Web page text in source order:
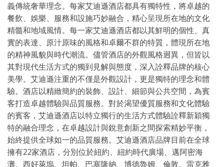
義傳統奢華理念。每家艾迪遜酒店都具有獨特性，將卓越的
餐飲、娛樂、服務和設施巧妙融合，精心呈現所在地的文化
精髓和地域風情。每一家艾迪遜酒店都以其鮮明的個性、真
實的表達、原汁原味的風格和卓爾不群的特質，體現所在地
的精神風貌與時代潮流。儘管酒店的外觀風格迥異，但皆以
其對現代生活方式的獨到見解與態度，深入詮釋品牌的核心
美學。艾迪遜注重的不僅是外觀設計，更是獨特的理念和體
驗。酒店以精緻簡約的裝飾、設計、細節與公共空間，為賓
客打造卓越體驗與品質服務。對於渴望優質服務和文化體驗
的賓客，艾迪遜酒店以特立獨行的生活方式體驗詮釋新穎獨
特的融合理念，在卓越設計與銳意創新之間探索精妙平衡，
始終提供全球如一的品質服務。艾迪遜酒店品牌目前在全球
擁有22家酒店，分別位於紐約、紐約時代廣場、邁阿密海
灘、西好萊塢、坦帕、巴塞隆納、博德魯姆、倫敦、雷克雅